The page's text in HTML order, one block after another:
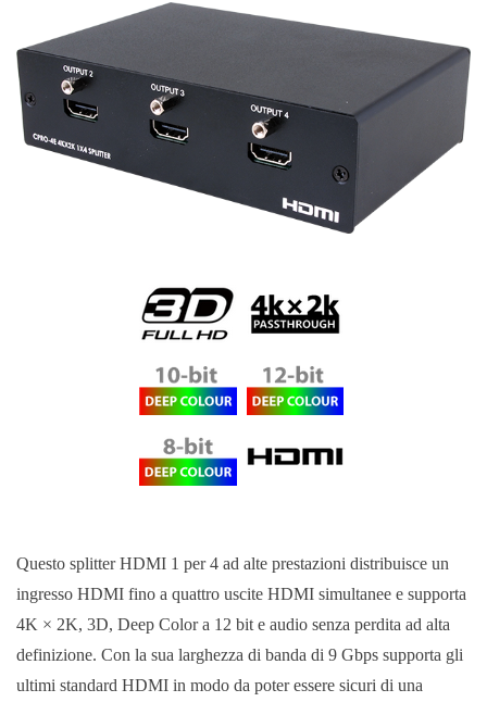
Questo splitter HDMI 1 per 4 ad alte prestazioni distribuisce un
ingresso HDMI fino a quattro uscite HDMI simultanee e supporta
4K × 2K, 3D, Deep Color a 12 bit e audio senza perdita ad alta
definizione. Con la sua larghezza di banda di 9 Gbps supporta gli
ultimi standard HDMI in modo da poter essere sicuri di una